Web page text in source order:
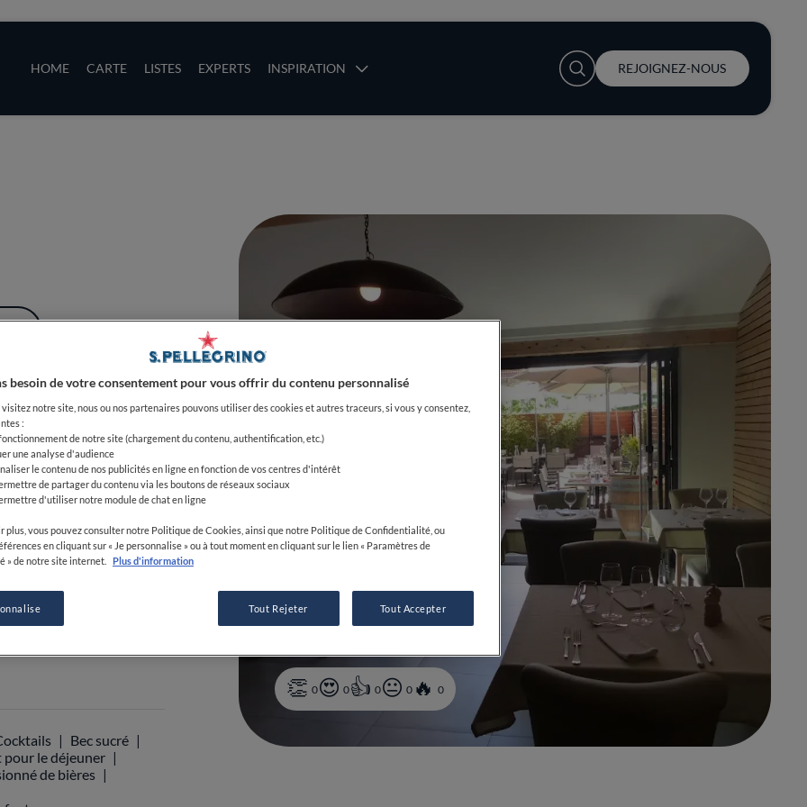
HOME CARTE LISTES EXPERTS INSPIRATION
User account menu
REJOIGNEZ-NOUS
0 0 0 0 0
68 05 53 76
Bec sucré
pour le déjeuner
de bières
besoin de votre consentement pour vous offrir du contenu personnalisé
visitez notre site, nous ou nos partenaires pouvons utiliser des cookies et autres traceurs, si vous y consentez,
:
de notre site (chargement du contenu, authentification, etc.)
une analyse d'audience
le contenu de nos publicités en ligne en fonction de vos centres d'intérêt
de partager du contenu via les boutons de réseaux sociaux
d'utiliser notre module de chat en ligne
plus, vous pouvez consulter notre Politique de Cookies, ainsi que notre Politique de Confidentialité, ou
en cliquant sur « Je personnalise » ou à tout moment en cliquant sur le lien « Paramètres de
» de notre site internet.
Plus d'information
Tout Rejeter Tout Accepter